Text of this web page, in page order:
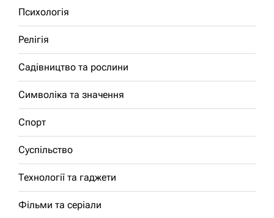
Психологія
Релігія
Садівництво та рослини
Символіка та значення
Спорт
Суспільство
Технології та гаджети
Фільми та серіали